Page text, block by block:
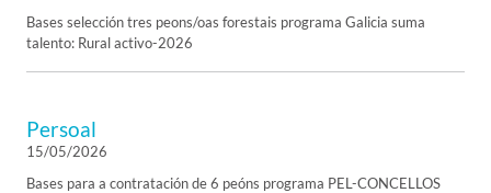
Bases selección tres peons/oas forestais programa Galicia suma
talento: Rural activo-2026
Persoal
15/05/2026
Bases para a contratación de 6 peóns programa PEL-CONCELLOS